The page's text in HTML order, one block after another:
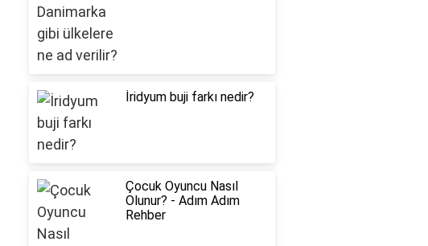
İridyum buji farkı nedir?
Çocuk Oyuncu Nasıl
Olunur? - Adım Adım
Rehber